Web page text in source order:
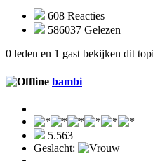
608 Reacties
586037 Gelezen
0 leden en 1 gast bekijken dit
bambi
5.563
Geslacht: